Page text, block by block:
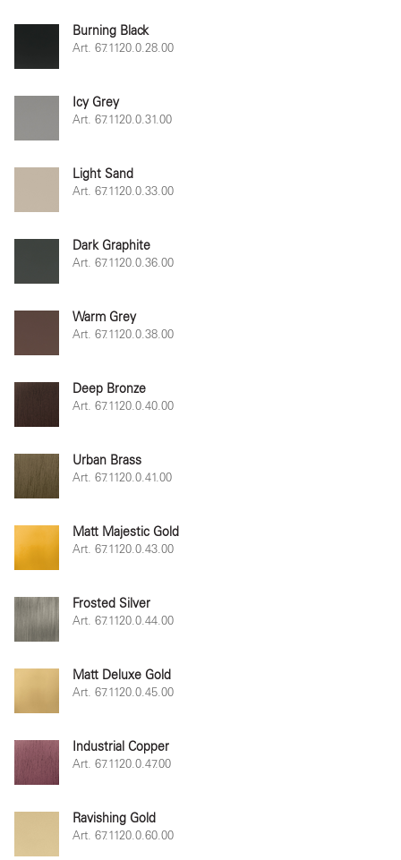
Burning Black
Art. 67.1120.0.28.00
Icy Grey
Art. 67.1120.0.31.00
Light Sand
Art. 67.1120.0.33.00
Dark Graphite
Art. 67.1120.0.36.00
Warm Grey
Art. 67.1120.0.38.00
Deep Bronze
Art. 67.1120.0.40.00
Urban Brass
Art. 67.1120.0.41.00
Matt Majestic Gold
Art. 67.1120.0.43.00
Frosted Silver
Art. 67.1120.0.44.00
Matt Deluxe Gold
Art. 67.1120.0.45.00
Industrial Copper
Art. 67.1120.0.47.00
Ravishing Gold
Art. 67.1120.0.60.00